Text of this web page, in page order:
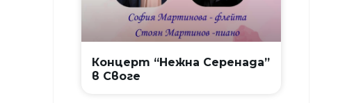
Концерт “Нежна Серенада”
в Своге